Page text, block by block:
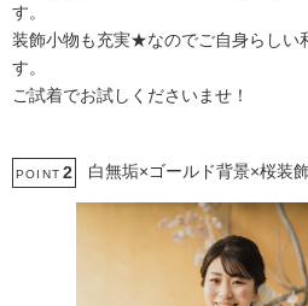
す。
装飾小物も充実★なのでご自身らしい
す。
ご試着でお試しくださいませ！
POINT 2 白無垢×ゴールド背景×桜装